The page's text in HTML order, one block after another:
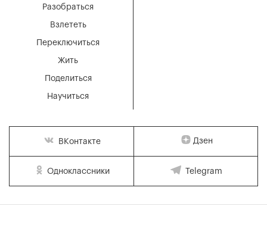
Разобраться
Взлететь
Переключиться
Жить
Поделиться
Научиться
ВКонтакте Дзен
Одноклассники Telegram